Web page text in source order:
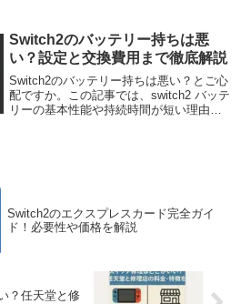
レイ派もカジュアル派も、自分にとって
のswitch2 充電 グリップの必要性がわか
る、購入前に必ず読みたい完全ガイドで
す。
Switch2のバッテリー持ちは悪
い？設定と交換費用まで徹底解説
Switch2のバッテリー持ちは悪い？とご心
配ですか。この記事では、switch2 バッテ
リーの基本性能や持続時間が短い理由か
Switch2のエクスプレスカード完全ガイ
ド！必要性や価格を解説
？任天堂と修